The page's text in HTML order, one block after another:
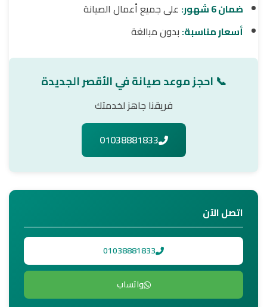
ضمان 6 شهور:
على جميع أعمال الصيانة
أسعار مناسبة: بدون مبالغة
📞 احجز موعد صيانة في الأقصر الجديدة
فريقنا جاهز لخدمتك
01038881833
اتصل الآن
01038881833
واتساب